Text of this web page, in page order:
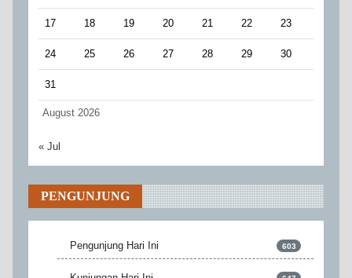
August 2026
17 18 19 20 21 22 23
24 25 26 27 28 29 30
31
« Jul
PENGUNJUNG
Pengunjung Hari Ini 603